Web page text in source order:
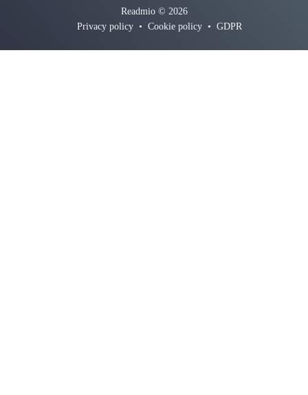
Readmio © 2026
Privacy policy • Cookie policy • GDPR